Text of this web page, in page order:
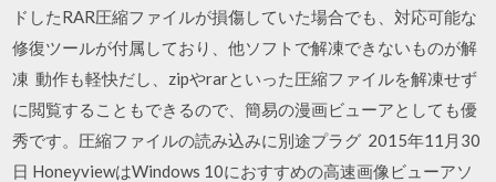
ドしたRAR圧縮ファイルが損傷していた場合でも、対応可能な
修復ツールが付属しており、他ソフトで解凍できないものが解
凍 動作も軽快だし、zipやrarといった圧縮ファイルを解凍せず
に閲覧することもできるので、簡易の漫画ビューアとしても優
秀です。圧縮ファイルの読み込みに別途プラグ 2015年11月30
日 HoneyviewはWindows 10におすすめの高速画像ビューアソ